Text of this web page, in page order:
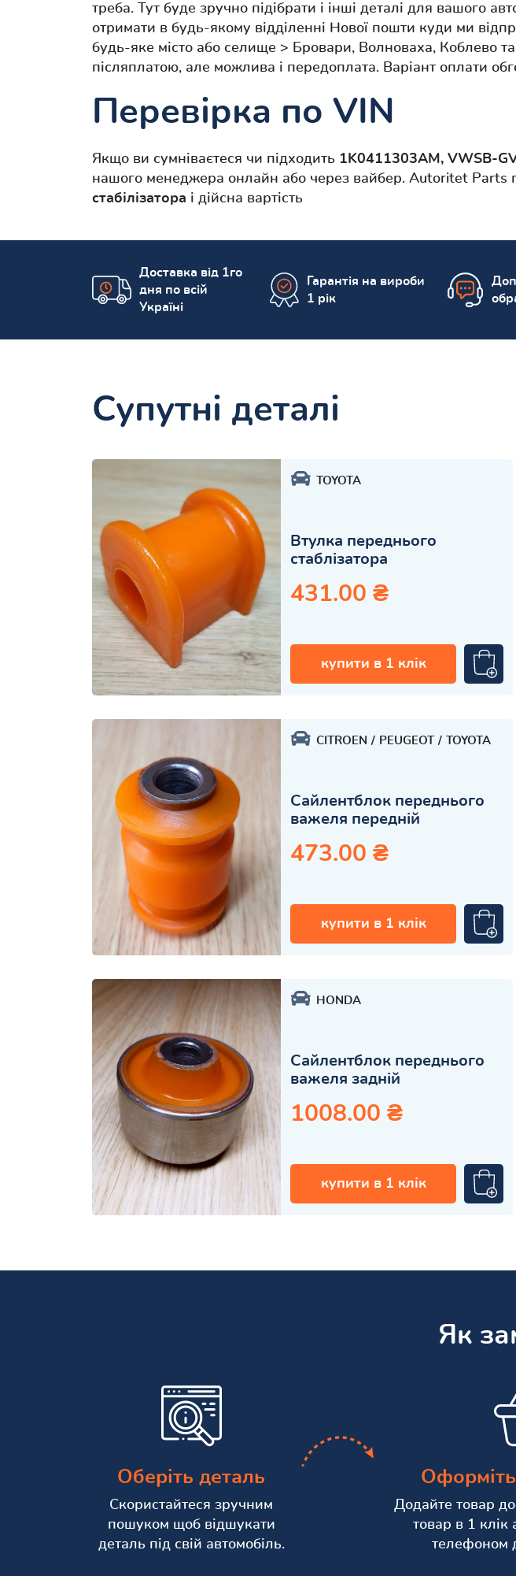
треба. Тут буде зручно підібрати і інші деталі для вашого
отримати в будь-якому відділенні Нової пошти куди ми
будь-яке місто або селище > Бровари, Волноваха, Коблево
післяплатою, але можлива і передоплата. Варіант оплати
Перевірка по VIN
Якщо ви сумніваєтеся чи підходить 1K0411303AM, VWSB-
нашого менеджера онлайн або через вайбер. Autoritet Parts
стабілізатора і дійсна вартість
Доставка від 1го
дня по всій
Україні
Гарантія на вироби
1 рік
Супутні деталі
TOYOTA
Втулка переднього
стаблізатора
431.00 ₴
купити в 1 клік
CITROEN PEUGEOT TOYOTA
Сайлентблок переднього
важеля передній
473.00 ₴
купити в 1 клік
HONDA
Сайлентблок переднього
важеля задній
1008.00 ₴
купити в 1 клік
Як
Оберіть деталь
Скористайтеся зручним
пошуком щоб відшукати
деталь під свій автомобіль.
Додайте товар
товар в 1 клік
телефоном